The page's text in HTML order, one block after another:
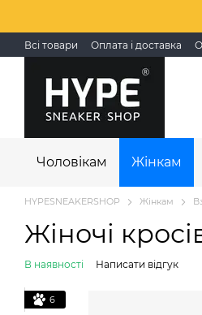
Всі товари Оплата і доставка
Чоловікам Жінкам
HYPESNEAKERSHOP Жінкам
Жіночі
В наявності Написати відгук
6